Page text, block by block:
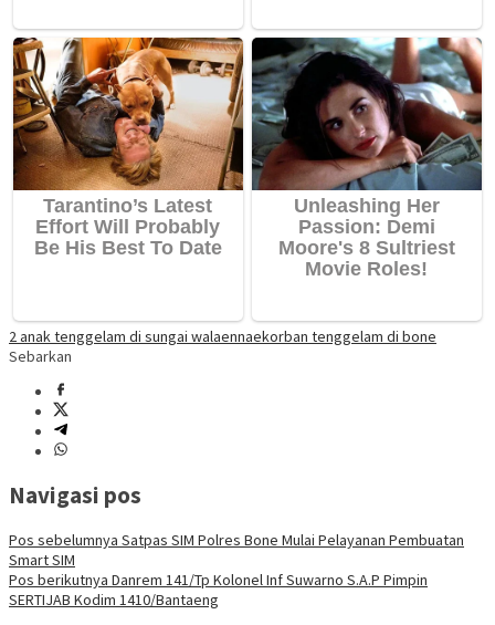
2 anak tenggelam di sungai walaennaekorban tenggelam di bone
Sebarkan
Navigasi pos
Pos sebelumnya Satpas SIM Polres Bone Mulai Pelayanan Pembuatan
Smart SIM
Pos berikutnya Danrem 141/Tp Kolonel Inf Suwarno S.A.P Pimpin
SERTIJAB Kodim 1410/Bantaeng